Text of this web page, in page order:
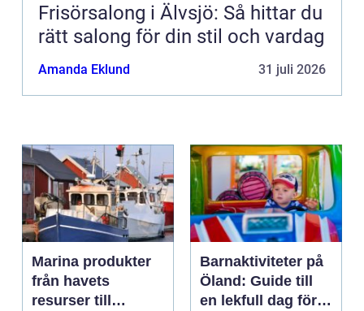
Frisörsalong i Älvsjö: Så hittar du
rätt salong för din stil och vardag
Amanda Eklund 31 juli 2026
Marina produkter
från havets
resurser till
Barnaktiviteter på
Öland: Guide till
en lekfull dag för